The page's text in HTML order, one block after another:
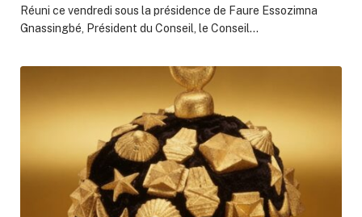
Réuni ce vendredi sous la présidence de Faure Essozimna
Gnassingbé, Président du Conseil, le Conseil…